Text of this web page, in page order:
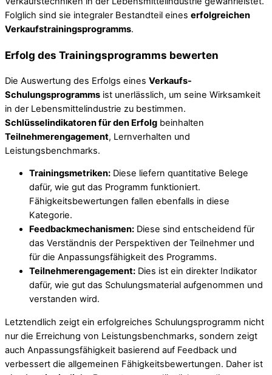
Folglich sind sie integraler Bestandteil eines erfolgreichen
Verkaufstrainingsprogramms.
Erfolg des Trainingsprogramms bewerten
Die Auswertung des Erfolgs eines Verkaufs-
Schulungsprogramms ist unerlässlich, um seine Wirksamkeit
in der Lebensmittelindustrie zu bestimmen.
Schlüsselindikatoren für den Erfolg beinhalten
Teilnehmerengagement, Lernverhalten und
Leistungsbenchmarks.
Trainingsmetriken: Diese liefern quantitative Belege
dafür, wie gut das Programm funktioniert.
Fähigkeitsbewertungen fallen ebenfalls in diese
Kategorie.
Feedbackmechanismen: Diese sind entscheidend für
das Verständnis der Perspektiven der Teilnehmer und
für die Anpassungsfähigkeit des Programms.
Teilnehmerengagement: Dies ist ein direkter Indikator
dafür, wie gut das Schulungsmaterial aufgenommen und
verstanden wird.
Letztendlich zeigt ein erfolgreiches Schulungsprogramm nicht
nur die Erreichung von Leistungsbenchmarks, sondern zeigt
auch Anpassungsfähigkeit basierend auf Feedback und
verbessert die allgemeinen Fähigkeitsbewertungen. Daher ist